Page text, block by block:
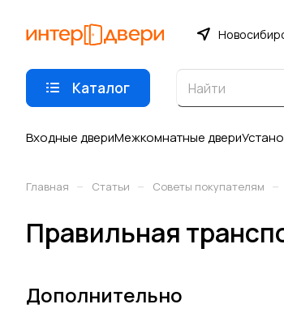
Каталог
Входные двериМежкомнатные двери
Главная – Статьи – Советы покупателям –
Правильная
Дополнительно